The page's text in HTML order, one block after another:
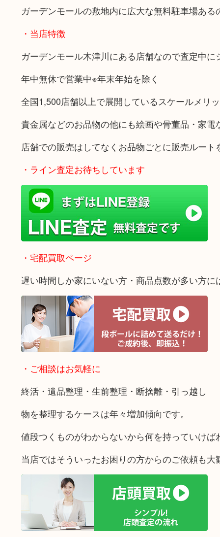
ガーデンモールの敷地内に広大な無料駐車場あ
・当店特徴
ガーデンモール木津川にある店舗なので査定中
年中無休で営業中※年末年始を除く
全国1,500店舗以上で展開しているスケールメリ
貴金属などのお品物の他にも絵画や骨董品・家
店舗での販売はしてなくお品物ごとに販売ルー
・ライン査定お待ちしています
・宅配買取ページ
遅い時間しか家にいない方・商品点数が多い方に
・ご相談はお気軽に
終活・遺品整理・生前整理・断捨離・引っ越し
物を整理するケースは年々増加傾向です。
値段つくものがわからないから何を持っていけ
当店ではそういったお困りの方からのご依頼も大